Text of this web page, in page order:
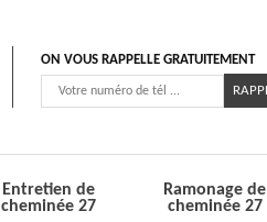
ON VOUS RAPPELLE GRATUITEMENT
Entretien de
cheminée 27
Ramonage de
cheminée 27